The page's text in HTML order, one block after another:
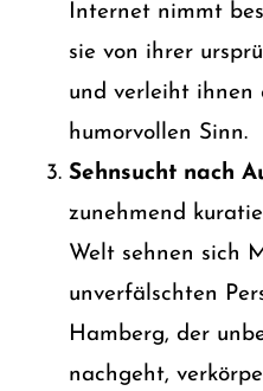
Internet nimmt
sie von ihrer
und verleiht ihnen
humorvollen Sinn.
Sehnsucht nach
zunehmend
Welt sehnen sich
unverfälschten
Hamberg, der
nachgeht,